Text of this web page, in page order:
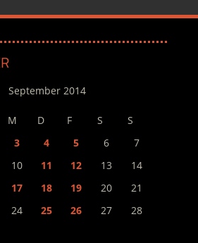
September 2014
M D F S
S
3 4 5 6
7
10 11 12 13
14
17 18 19 20
21
24 25 26 27
28